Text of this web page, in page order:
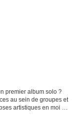
premier album solo ?
au sein de groupes et
artistiques en moi et